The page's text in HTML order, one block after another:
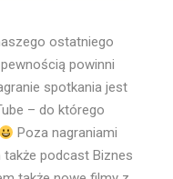
ostatniego
powinni
spotkania jest
– do którego
Poza nagraniami
podcast Biznes